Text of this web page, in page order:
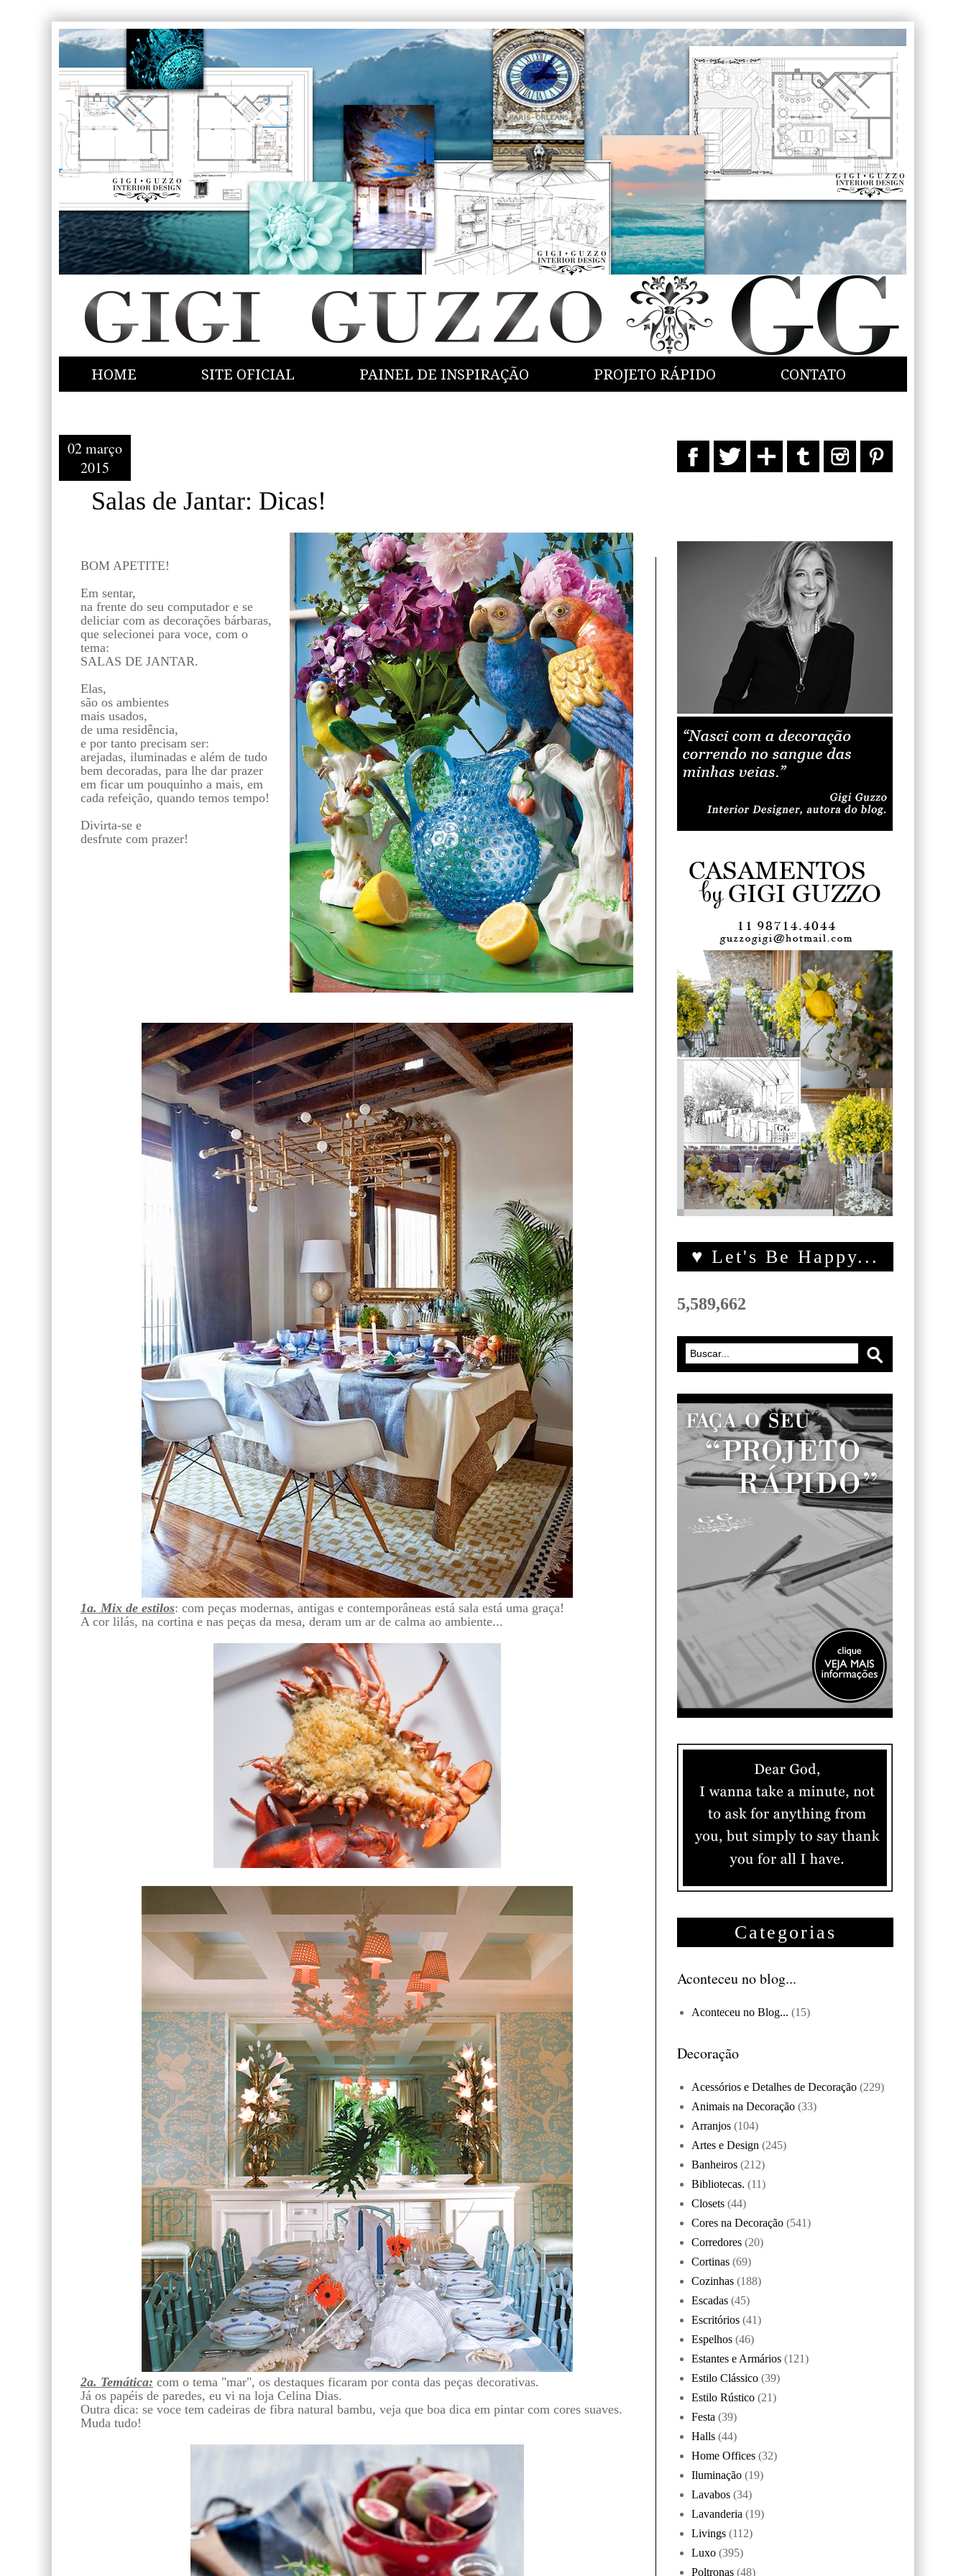
HOME SITE OFICIAL PAINEL DE INSPIRAÇÃO PROJETO RÁPIDO CONTATO
02 março
2015
Salas de Jantar: Dicas!
BOM APETITE!
Em sentar,
na frente do seu computador e se
deliciar com as decorações bárbaras,
que selecionei para voce, com o
tema:
SALAS DE JANTAR.
Elas,
são os ambientes
mais usados,
de uma residência,
e por tanto precisam ser:
arejadas, iluminadas e além de tudo
bem decoradas, para lhe dar prazer
em ficar um pouquinho a mais, em
cada refeição, quando temos tempo!
Divirta-se e
desfrute com prazer!
1a. Mix de estilos: com peças modernas, antigas e contemporâneas está sala está uma graça!
A cor lilás, na cortina e nas peças da mesa, deram um ar de calma ao ambiente...
2a. Temática: com o tema "mar", os destaques ficaram por conta das peças decorativas.
Já os papéis de paredes, eu vi na loja Celina Dias.
Outra dica: se voce tem cadeiras de fibra natural bambu, veja que boa dica em pintar com cores suaves.
Muda tudo!
♥ Let's Be Happy...
5,589,662
Categorias
Aconteceu no blog...
Aconteceu no Blog... (15)
Decoração
Acessórios e Detalhes de Decoração (229)
Animais na Decoração (33)
Arranjos (104)
Artes e Design (245)
Banheiros (212)
Bibliotecas. (11)
Closets (44)
Cores na Decoração (541)
Corredores (20)
Cortinas (69)
Cozinhas (188)
Escadas (45)
Escritórios (41)
Espelhos (46)
Estantes e Armários (121)
Estilo Clássico (39)
Estilo Rústico (21)
Festa (39)
Halls (44)
Home Offices (32)
Iluminação (19)
Lavabos (34)
Lavanderia (19)
Livings (112)
Luxo (395)
Poltronas (48)